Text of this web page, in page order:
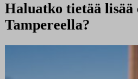
Haluatko tietää lisää
Tampereella?